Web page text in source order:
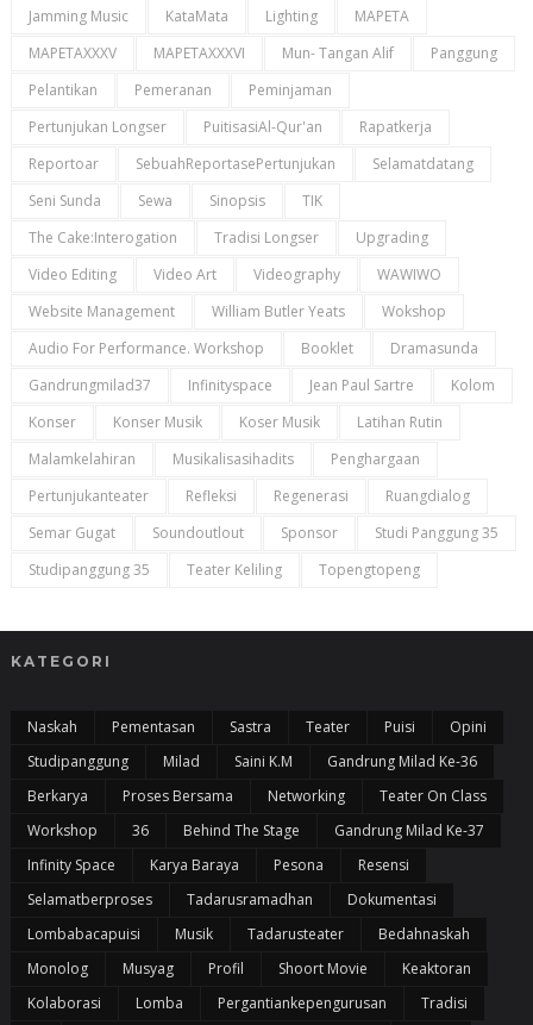
Jamming Music
KataMata Lighting
MAPETA
MAPETAXXXV
MAPETAXXXVI Mun- Tangan Alif
Panggung
Pelantikan
Pemeranan
Peminjaman
Pertunjukan Longser
PuitisasiAl-Qur'an
Rapatkerja
Reportoar
SebuahReportasePertunjukan
Selamatdatang
Seni Sunda
Sewa Sinopsis
TIK
The Cake:Interogation
Tradisi Longser
Upgrading
Video Editing
Video Art Videography
WAWIWO
Website Management
William Butler Yeats
Wokshop
Audio For Performance. Workshop
Booklet
Dramasunda
Gandrungmilad37
Infinityspace Jean Paul Sartre
Kolom
Konser
Konser Musik Koser Musik
Latihan Rutin
Malamkelahiran
Musikalisasihadits
Penghargaan
Pertunjukanteater
Refleksi Regenerasi
Ruangdialog
Semar Gugat
Soundoutlout Sponsor
Studi Panggung 35
Studipanggung 35
Teater Keliling Topengtopeng
KATEGORI
Naskah Pementasan Sastra Teater Puisi
Opini
Studipanggung
Milad Saini K.m
Gandrung Milad Ke-36
Berkarya
Proses Bersama Networking
Teater On Class
Workshop
36 Behind The Stage
Gandrung Milad Ke-37
Infinity Space
Karya Baraya Pesona
Resensi
Selamatberproses
Tadarusramadhan
Dokumentasi
Lombabacapuisi
Musik Tadarusteater
Bedahnaskah
Monolog
Musyag Profil Shoort Movie
Keaktoran
Kolaborasi
Lomba Pergantiankepengurusan
Tradisi